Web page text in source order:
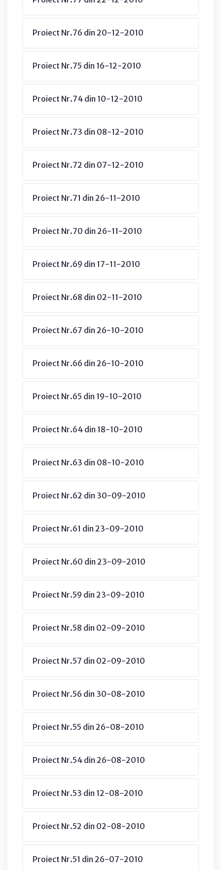
Proiect Nr.76 din 20-12-2010
Proiect Nr.75 din 16-12-2010
Proiect Nr.74 din 10-12-2010
Proiect Nr.73 din 08-12-2010
Proiect Nr.72 din 07-12-2010
Proiect Nr.71 din 26-11-2010
Proiect Nr.70 din 26-11-2010
Proiect Nr.69 din 17-11-2010
Proiect Nr.68 din 02-11-2010
Proiect Nr.67 din 26-10-2010
Proiect Nr.66 din 26-10-2010
Proiect Nr.65 din 19-10-2010
Proiect Nr.64 din 18-10-2010
Proiect Nr.63 din 08-10-2010
Proiect Nr.62 din 30-09-2010
Proiect Nr.61 din 23-09-2010
Proiect Nr.60 din 23-09-2010
Proiect Nr.59 din 23-09-2010
Proiect Nr.58 din 02-09-2010
Proiect Nr.57 din 02-09-2010
Proiect Nr.56 din 30-08-2010
Proiect Nr.55 din 26-08-2010
Proiect Nr.54 din 26-08-2010
Proiect Nr.53 din 12-08-2010
Proiect Nr.52 din 02-08-2010
Proiect Nr.51 din 26-07-2010